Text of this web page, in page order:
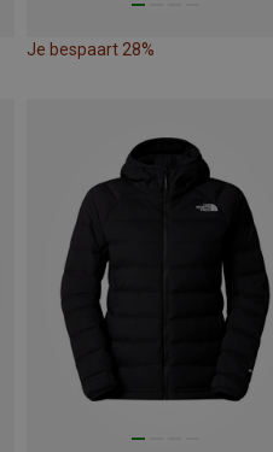
Je bespaart 28%